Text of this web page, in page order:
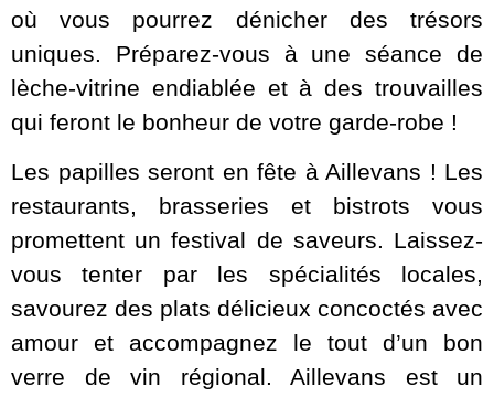
où vous pourrez dénicher des trésors
uniques. Préparez-vous à une séance de
lèche-vitrine endiablée et à des trouvailles
qui feront le bonheur de votre garde-robe !
Les papilles seront en fête à Aillevans ! Les
restaurants, brasseries et bistrots vous
promettent un festival de saveurs. Laissez-
vous tenter par les spécialités locales,
savourez des plats délicieux concoctés avec
amour et accompagnez le tout d’un bon
verre de vin régional. Aillevans est un